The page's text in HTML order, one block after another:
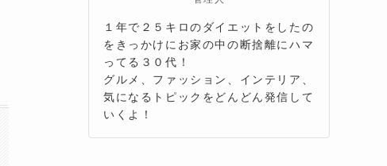
１年で２５キロのダイエットをしたの
をきっかけにお家の中の断捨離にハマ
ってる３０代！
グルメ、ファッション、インテリア、
気になるトピックをどんどん発信して
いくよ！